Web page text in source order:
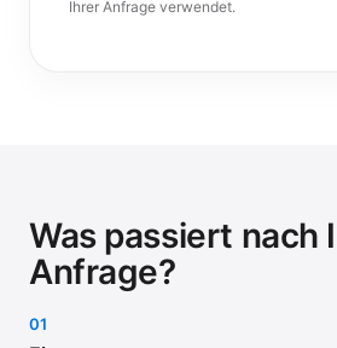
Ihrer Anfrage verwendet.
Was passiert nach
Anfrage?
01